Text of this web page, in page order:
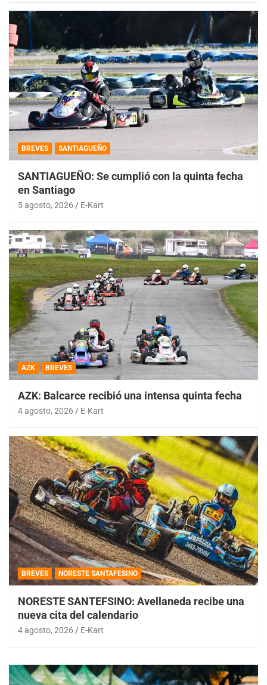
BREVES SANTIAGUEÑO
SANTIAGUEÑO: Se cumplió con la quinta fecha
en Santiago
5 agosto, 2026 E-Kart
AZK BREVES
AZK: Balcarce recibió una intensa quinta fecha
4 agosto, 2026 E-Kart
BREVES NORESTE SANTAFESINO
NORESTE SANTEFSINO: Avellaneda recibe una
nueva cita del calendario
4 agosto, 2026 E-Kart